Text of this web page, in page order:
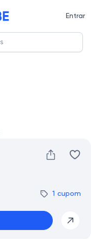
Entrar
1 cupom